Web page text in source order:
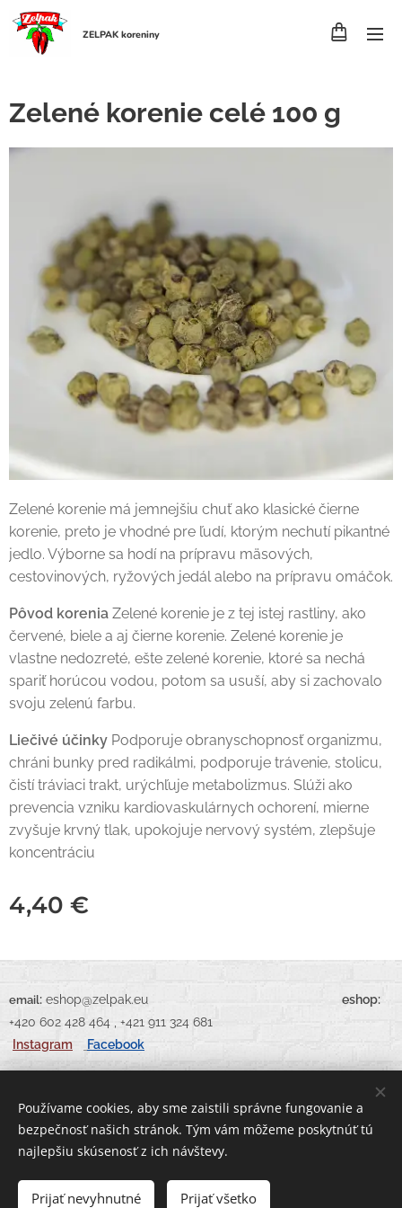
ZELPAK koreniny
Zelené korenie celé 100 g
Zelené korenie má jemnejšiu chuť ako klasické čierne
korenie, preto je vhodné pre ľudí, ktorým nechutí pikantné
jedlo. Výborne sa hodí na prípravu mäsových,
cestovinových, ryžových jedál alebo na prípravu omáčok.
Pôvod korenia Zelené korenie je z tej istej rastliny, ako
červené, biele a aj čierne korenie. Zelené korenie je
vlastne nedozreté, ešte zelené korenie, ktoré sa nechá
spariť horúcou vodou, potom sa usuší, aby si zachovalo
svoju zelenú farbu.
Liečivé účinky Podporuje obranyschopnosť organizmu,
chráni bunky pred radikálmi, podporuje trávenie, stolicu,
čistí tráviaci trakt, urýchľuje metabolizmus. Slúži ako
prevencia vzniku kardiovaskulárnych ochorení, mierne
zvyšuje krvný tlak, upokojuje nervový systém, zlepšuje
koncentráciu
4,40 €
Do košíka
email: eshop@zelpak.eu eshop:
+420 602 428 464 , +421 911 324 681
Instagram
Facebook
Vytvorené službouWebnode Cookies
Používame cookies, aby sme zaistili správne fungovanie a
bezpečnosť našich stránok. Tým vám môžeme poskytnúť tú
najlepšiu skúsenosť z ich návštevy.
Prijať nevyhnutné Prijať všetko